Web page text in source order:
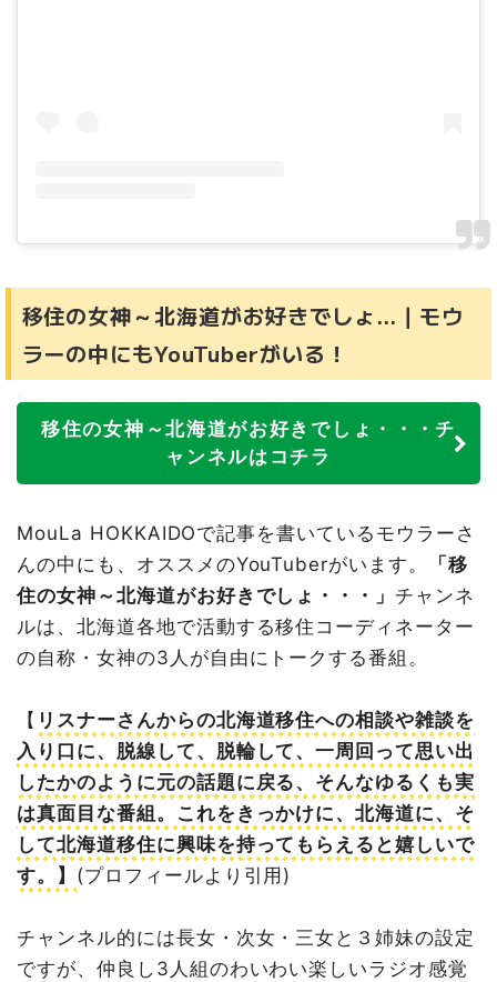
移住の女神～北海道がお好きでしょ…｜モウ
ラーの中にもYouTuberがいる！
移住の女神～北海道がお好きでしょ・・・チ
ャンネルはコチラ
MouLa HOKKAIDOで記事を書いているモウラーさ
んの中にも、オススメのYouTuberがいます。
「移
住の女神～北海道がお好きでしょ・・・」 チャンネ
ルは、北海道各地で活動する移住コーディネーター
の自称・女神の3人が自由にトークする番組。
【 リスナーさんからの北海道移住への相談や雑談を
入り口に、脱線して、脱輪して、一周回って思い出
したかのように元の話題に戻る、そんなゆるくも実
は真面目な番組。これをきっかけに、北海道に、そ
して北海道移住に興味を持ってもらえると嬉しいで
す。】 (プロフィールより引用)
チャンネル的には長女・次女・三女と３姉妹の設定
ですが、仲良し3人組のわいわい楽しいラジオ感覚